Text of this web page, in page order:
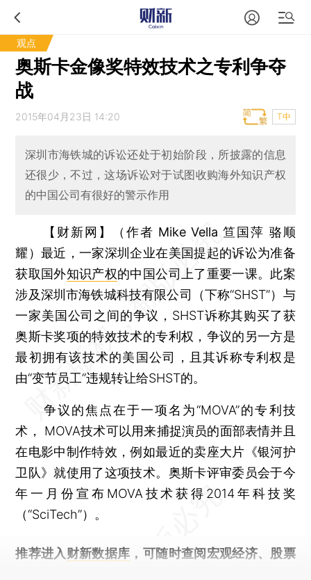
观点
奥斯卡金像奖特效技术之专利争夺
战
2015年04月23日 14:20 T中
深圳市海铁城的诉讼还处于初始阶段，所披露的信息
还很少，不过，这场诉讼对于试图收购海外知识产权
的中国公司有很好的警示作用
【财新网】（作者 Mike Vella 笪国萍 骆顺
耀）最近，一家深圳企业在美国提起的诉讼为准备
获取国外知识产权的中国公司上了重要一课。此案
涉及深圳市海铁城科技有限公司（下称“SHST”）与
一家美国公司之间的争议，SHST诉称其购买了获
奥斯卡奖项的特效技术的专利权，争议的另一方是
最初拥有该技术的美国公司，且其诉称专利权是
由“变节员工”违规转让给SHST的。
争议的焦点在于一项名为“MOVA”的专利技
术， MOVA技术可以用来捕捉演员的面部表情并且
在电影中制作特效，例如最近的卖座大片《银河护
卫队》就使用了这项技术。奥斯卡评审委员会于今
年一月份宣布MOVA技术获得2014年科技奖
（“SciTech”）。
推荐进入 财新数据库 ，可随时查阅宏观经济、股票